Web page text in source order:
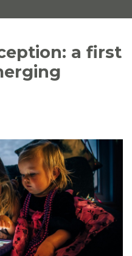
a first